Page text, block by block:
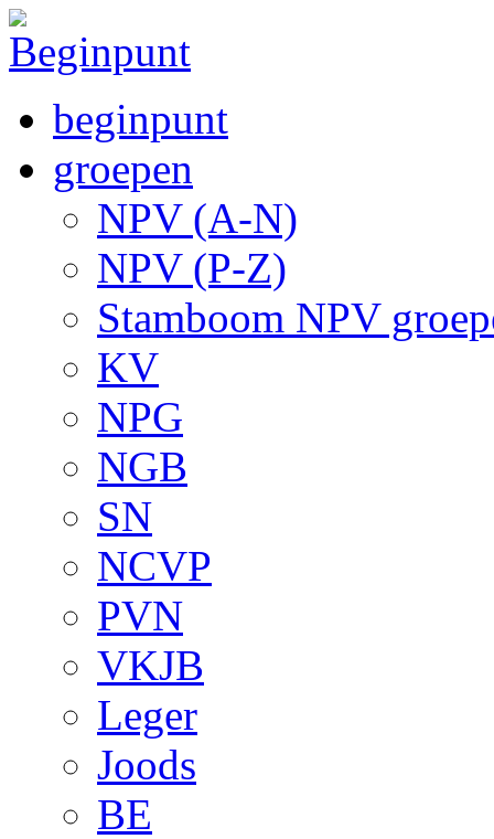
beginpunt
groepen
NPV (A-N)
NPV (P-Z)
Stamboom NPV
KV
NPG
NGB
SN
NCVP
PVN
VKJB
Leger
Joods
BE